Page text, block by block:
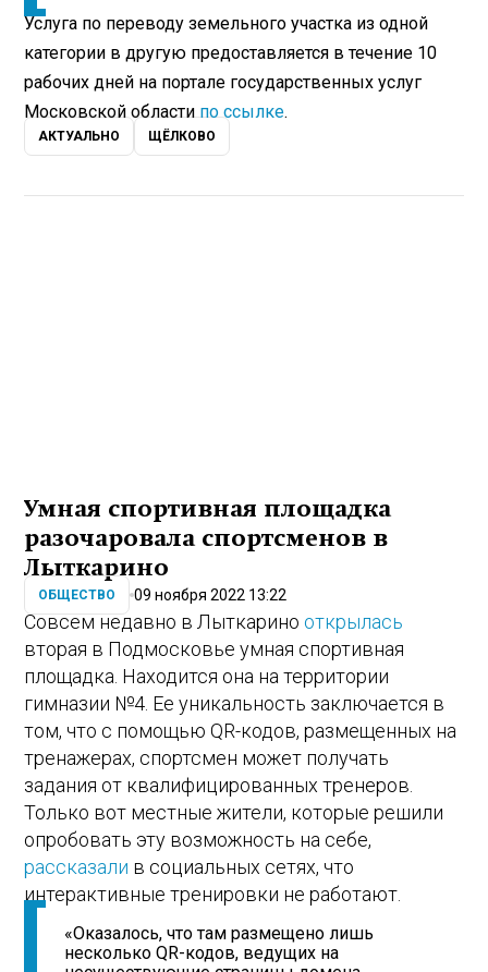
Услуга по переводу земельного участка из одной
категории в другую предоставляется в течение 10
рабочих дней на портале государственных услуг
Московской области по ссылке.
АКТУАЛЬНО ЩЁЛКОВО
Умная спортивная площадка
разочаровала спортсменов в
Лыткарино
ОБЩЕСТВО 09 ноября 2022 13:22
Совсем недавно в Лыткарино открылась
вторая в Подмосковье умная спортивная
площадка. Находится она на территории
гимназии №4. Ее уникальность заключается в
том, что с помощью QR-кодов, размещенных на
тренажерах, спортсмен может получать
задания от квалифицированных тренеров.
Только вот местные жители, которые решили
опробовать эту возможность на себе,
рассказали в социальных сетях, что
интерактивные тренировки не работают.
«Оказалось, что там размещено лишь
несколько QR-кодов, ведущих на